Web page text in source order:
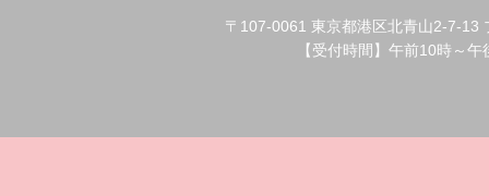
〒107-0061 東京都港区北青山2-7-13
【受付時間】午前10時～午